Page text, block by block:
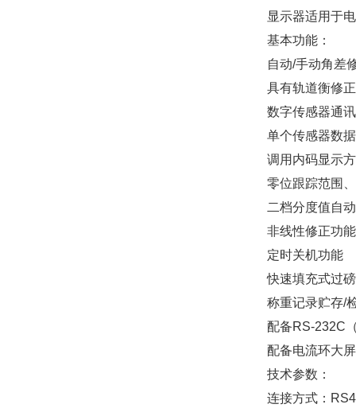
显示器适用于
基本功能：
自动/手动角差
具有轨道衡修
数字传感器通
单个传感器数
调用内码显示
零位跟踪范围
二档分度值自
非线性修正功
定时关机功能
快速填充式过
称重记录贮存/
配备RS-232C
配备电流环大
技术参数：
连接方式：